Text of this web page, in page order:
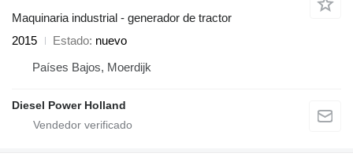
Maquinaria industrial - generador de tractor
2015
Estado nuevo
Países Bajos, Moerdijk
Diesel Power Holland